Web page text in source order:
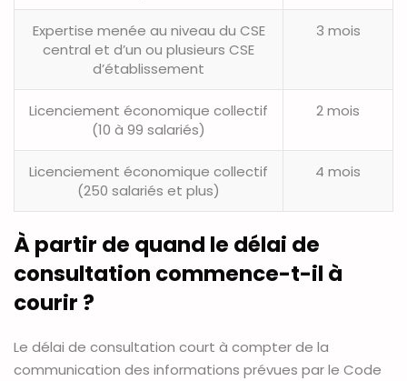
Expertise menée au niveau du CSE
central et d’un ou plusieurs CSE
d’établissement
3 mois
Licenciement économique collectif
(10 à 99 salariés)
2 mois
Licenciement économique collectif
(250 salariés et plus)
4 mois
À partir de quand le délai de
consultation commence-t-il à
courir ?
Le délai de consultation court à compter de la
communication des informations prévues par le Code